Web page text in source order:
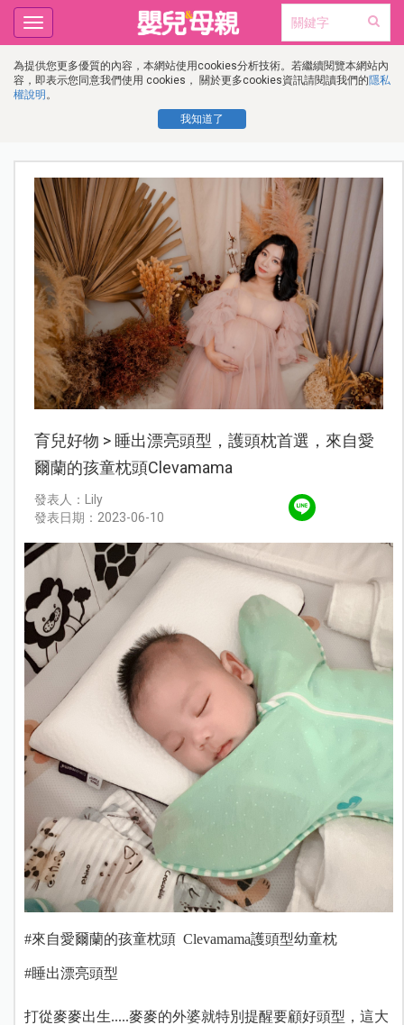
為提供您更多優質的內容，本網站使用cookies分析技術。若繼續閱覽本網站內
容，即表示您同意我們使用 cookies， 關於更多cookies資訊請閱讀我們的隱私
權說明 。
我知道了
Toggle
navigation
育兒好物 > 睡出漂亮頭型，護頭枕首選，來自愛
爾蘭的孩童枕頭Clevamama
發表人：Lily
發表日期：2023-06-10
#來自愛爾蘭的孩童枕頭 Clevamama護頭型幼童枕
#睡出漂亮頭型
打從麥麥出生.....麥麥的外婆就特別提醒要顧好頭型，這大